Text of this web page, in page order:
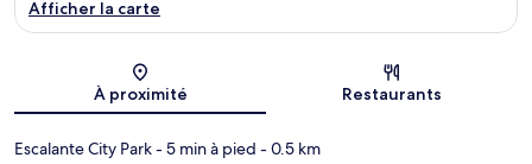
Afficher la carte
À proximité Restaurants
Escalante City Park- 5 min à pied - 0.5 km